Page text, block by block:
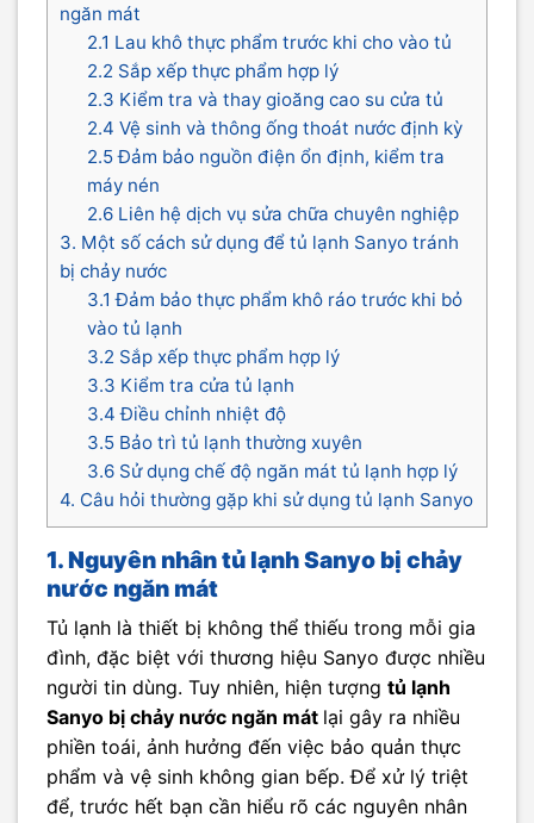
ngăn mát
2.1 Lau khô thực phẩm trước khi cho vào tủ
2.2 Sắp xếp thực phẩm hợp lý
2.3 Kiểm tra và thay gioăng cao su cửa tủ
2.4 Vệ sinh và thông ống thoát nước định kỳ
2.5 Đảm bảo nguồn điện ổn định, kiểm tra
máy nén
2.6 Liên hệ dịch vụ sửa chữa chuyên nghiệp
3. Một số cách sử dụng để tủ lạnh Sanyo tránh
bị chảy nước
3.1 Đảm bảo thực phẩm khô ráo trước khi bỏ
vào tủ lạnh
3.2 Sắp xếp thực phẩm hợp lý
3.3 Kiểm tra cửa tủ lạnh
3.4 Điều chỉnh nhiệt độ
3.5 Bảo trì tủ lạnh thường xuyên
3.6 Sử dụng chế độ ngăn mát tủ lạnh hợp lý
4. Câu hỏi thường gặp khi sử dụng tủ lạnh Sanyo
1. Nguyên nhân tủ lạnh Sanyo bị chảy
nước ngăn mát
Tủ lạnh là thiết bị không thể thiếu trong mỗi gia
đình, đặc biệt với thương hiệu Sanyo được nhiều
người tin dùng. Tuy nhiên, hiện tượng tủ lạnh
Sanyo bị chảy nước ngăn mát lại gây ra nhiều
phiền toái, ảnh hưởng đến việc bảo quản thực
phẩm và vệ sinh không gian bếp. Để xử lý triệt
để, trước hết bạn cần hiểu rõ các nguyên nhân